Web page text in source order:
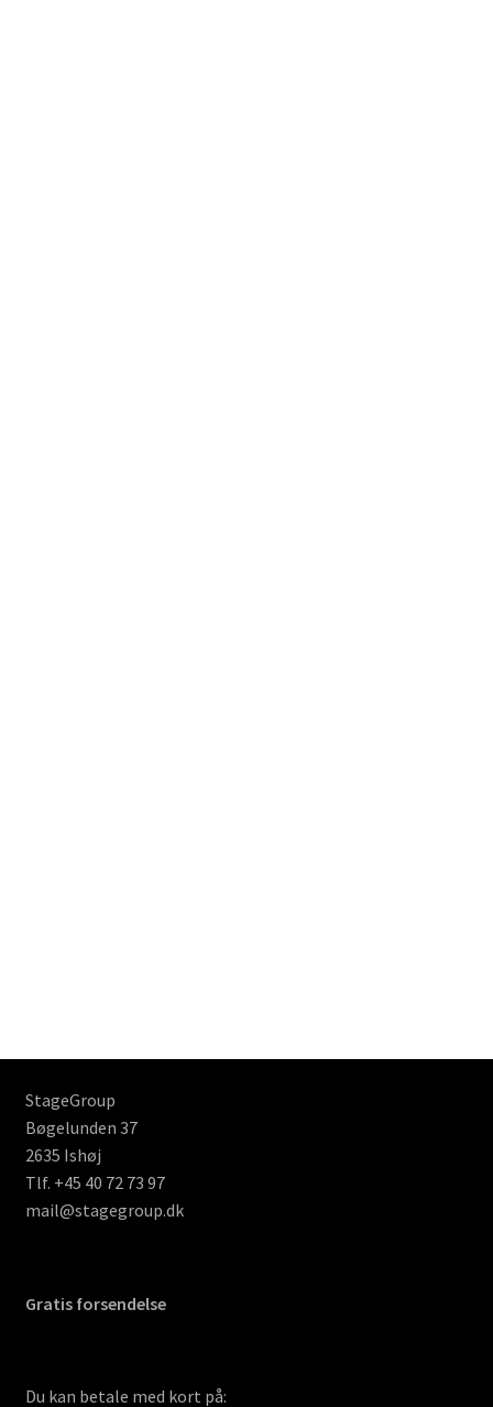
StageGroup
Bøgelunden 37
2635 Ishøj
Tlf. +45 40 72 73 97
mail@stagegroup.dk
Gratis forsendelse
Du kan betale med kort på: